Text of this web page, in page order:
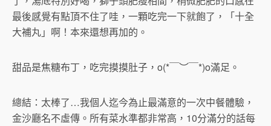
最後感覺有點頂不住了哇，一顆吃完一下就飽了，「十全
大補丸」啊！本來還想再加的。
甜品是焦糖布丁，吃完摸摸肚子，o(*￣︶￣*)o滿足。
總結：太棒了…我個人迄今為止最滿意的一次中餐體驗，
金沙廳名不虛傳。所有菜水準都非常高，10分滿分的話每